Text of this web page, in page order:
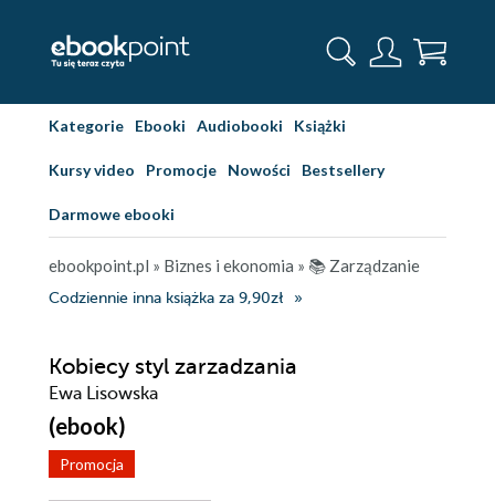
Kategorie Ebooki Audiobooki Książki
Kursy video Promocje Nowości Bestsellery
Darmowe ebooki
ebookpoint.pl » Biznes i ekonomia » 📚 Zarządzanie
Codziennie inna książka za 9,90zł
Kobiecy styl zarzadzania
Ewa Lisowska
(ebook)
Promocja